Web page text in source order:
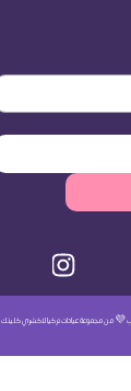
من مجموعة عيادات تركيا لاكشري كلينك 2026